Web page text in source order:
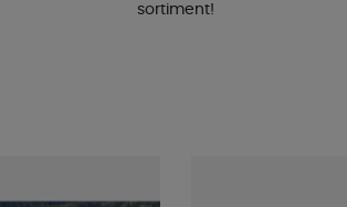
sortiment!